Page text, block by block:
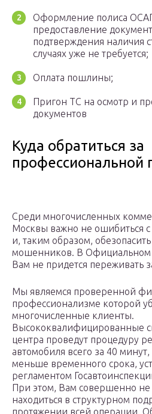
Оформление полиса
предоставление
подтверждения наличия
случаях уже не требуется;
Оплата пошлины;
Пригон ТС на осмотр и
документов
Куда обратиться за
Среди многочисленных
Москвы важно не ошибиться
и, таким образом,
мошенников. В Официальном
Вам не придется переживать
Мы являемся проверенной
профессионализме которой
многочисленные клиенты.
Высококвалифицированные
центра проведут процедуру
автомобиля всего за 40
меньше временного срока,
регламентом
При этом, Вам совершенно не
находиться в структурном
протяжении всей операции.